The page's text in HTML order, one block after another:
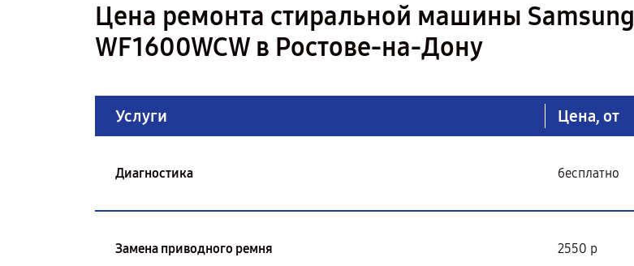
Цена ремонта стиральной машины Samsung
WF1600WCW в Ростове-на-Дону
Услуги Цена, от
Диагностика бесплатно
Замена приводного ремня 2550 р